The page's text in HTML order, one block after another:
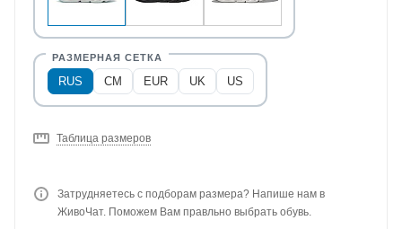
RUS CM EUR UK US
Таблица размеров
Затрудняетесь с подборам размера? Напише нам в
ЖивоЧат. Поможем Вам правльно выбрать обувь.